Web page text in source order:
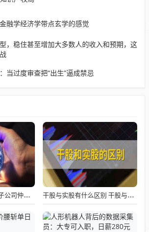
融学经济学带点玄学的感觉
，稳住甚至增加大多数人的收入和预期，这
当过度审查把“出生”逼成禁忌
中路股份突发公告：子公司仲裁追讨4000万专利费，业绩亏损雪上加霜！ 干股与实股有什么区别 干股与实股的本质区别